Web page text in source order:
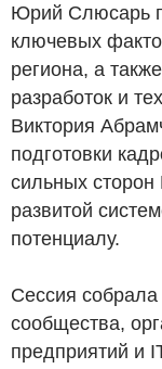
Юрий Слюсарь
ключевых
региона, а
разработок и
Виктория
подготовки
сильных сторон
развитой
потенциалу.
Сессия собрала
сообщества,
предприятий и